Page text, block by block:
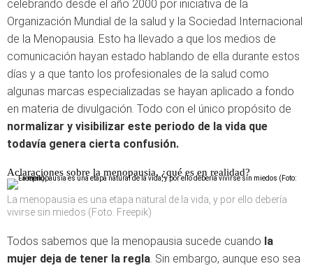
celebrando desde el año 2000 por iniciativa de la
Organización Mundial de la salud y la Sociedad Internacional
de la Menopausia. Esto ha llevado a que los medios de
comunicación hayan estado hablando de ella durante estos
días y a que tanto los profesionales de la salud como
algunas marcas especializadas se hayan aplicado a fondo
en materia de divulgación. Todo con el único propósito de
normalizar y visibilizar este periodo de la vida que
todavía genera cierta confusión.
Aclaraciones sobre la menopausia, ¿qué es en realidad?
La menopausia es una etapa natural de la vida, y por ello debería
vivirse sin miedos (Foto: Freepik)
Todos sabemos que la menopausia sucede cuando la
mujer deja de tener la regla. Sin embargo, aunque eso sea